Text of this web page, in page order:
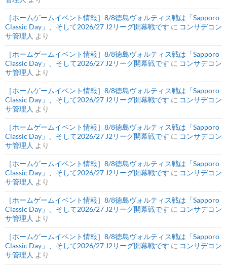
［ホームゲームイベント情報］8/8徳島ヴォルティス戦は「Sapporo
Classic Day」、そして2026/27 J2リーグ開幕戦です に コンサデコン
サ管理人 より
［ホームゲームイベント情報］8/8徳島ヴォルティス戦は「Sapporo
Classic Day」、そして2026/27 J2リーグ開幕戦です に コンサデコン
サ管理人 より
［ホームゲームイベント情報］8/8徳島ヴォルティス戦は「Sapporo
Classic Day」、そして2026/27 J2リーグ開幕戦です に コンサデコン
サ管理人 より
［ホームゲームイベント情報］8/8徳島ヴォルティス戦は「Sapporo
Classic Day」、そして2026/27 J2リーグ開幕戦です に コンサデコン
サ管理人 より
［ホームゲームイベント情報］8/8徳島ヴォルティス戦は「Sapporo
Classic Day」、そして2026/27 J2リーグ開幕戦です に コンサデコン
サ管理人 より
［ホームゲームイベント情報］8/8徳島ヴォルティス戦は「Sapporo
Classic Day」、そして2026/27 J2リーグ開幕戦です に コンサデコン
サ管理人 より
［ホームゲームイベント情報］8/8徳島ヴォルティス戦は「Sapporo
Classic Day」、そして2026/27 J2リーグ開幕戦です に コンサデコン
サ管理人 より